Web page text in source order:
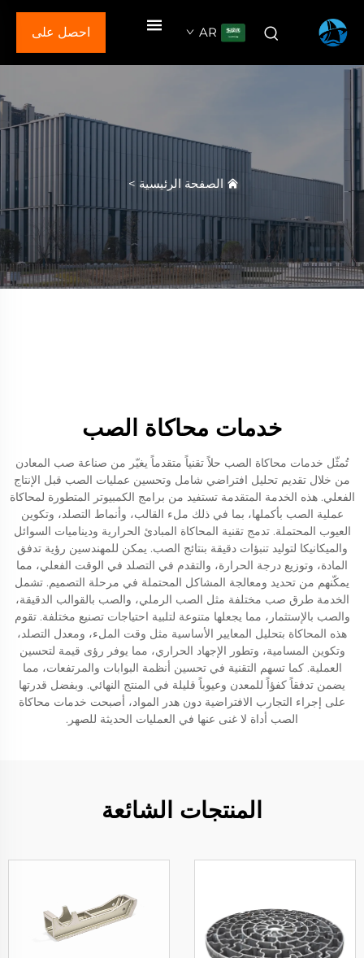
AR احصل على
الصفحة الرئيسية>
خدمات محاكاة الصب
تُمثّل خدمات محاكاة الصب حلاً تقنياً متقدماً يغيّر من صناعة صب المعادن
من خلال تقديم تحليل افتراضي شامل وتحسين عمليات الصب قبل الإنتاج
الفعلي. هذه الخدمة المتقدمة تستفيد من برامج الكمبيوتر المتطورة لمحاكاة
عملية الصب بأكملها، بما في ذلك ملء القالب، وأنماط التصلد، وتكوين
العيوب المحتملة. تدمج تقنية المحاكاة المبادئ الحرارية وديناميات السوائل
والميكانيكا لتوليد تنبؤات دقيقة بنتائج الصب. يمكن للمهندسين رؤية تدفق
المادة، وتوزيع درجة الحرارة، والتقدم في التصلد في الوقت الفعلي، مما
يمكّنهم من تحديد ومعالجة المشاكل المحتملة في مرحلة التصميم. تشمل
الخدمة طرق صب مختلفة مثل الصب الرملي، والصب بالقوالب الدقيقة،
والصب بالإستثمار، مما يجعلها متنوعة لتلبية احتياجات تصنيع مختلفة. تقوم
هذه المحاكاة بتحليل المعايير الأساسية مثل وقت الملء، ومعدل التصلد،
وتكوين المسامية، وتطور الإجهاد الحراري، مما يوفر رؤى قيمة لتحسين
العملية. كما تسهم التقنية في تحسين أنظمة البوابات والمرتفعات، مما
يضمن تدفقاً كفؤاً للمعدن وعيوباً قليلة في المنتج النهائي. وبفضل قدرتها
على إجراء التجارب الافتراضية دون هدر المواد، أصبحت خدمات محاكاة
الصب أداة لا غنى عنها في العمليات الحديثة للصهر.
المنتجات الشائعة